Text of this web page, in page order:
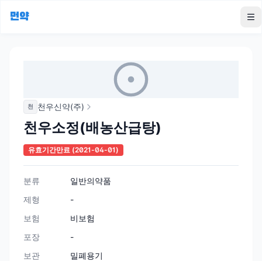
먼약
천 천우신약(주)
천우소정(배농산급탕)
유효기간만료 (2021-04-01)
분류
일반의약품
제형
-
보험
비보험
포장
-
보관
밀폐용기